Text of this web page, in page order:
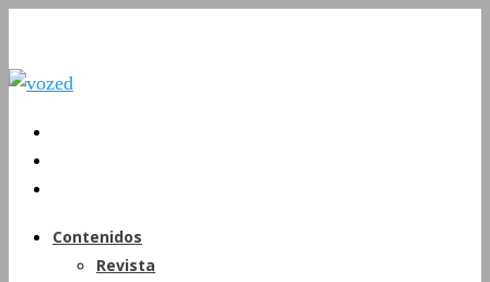
Contenidos
Revista